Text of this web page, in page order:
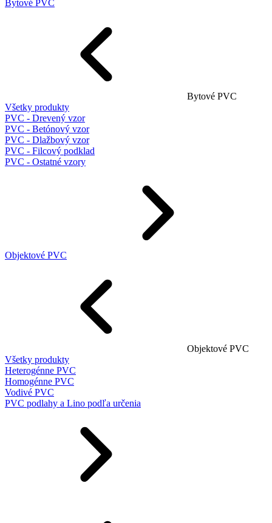
Bytové PVC
Bytové PVC
Všetky produkty
PVC - Drevený vzor
PVC - Betónový vzor
PVC - Dlažbový vzor
PVC - Filcový podklad
PVC - Ostatné vzory
Objektové PVC
Objektové PVC
Všetky produkty
Heterogénne PVC
Homogénne PVC
Vodivé PVC
PVC podlahy a Lino podľa určenia